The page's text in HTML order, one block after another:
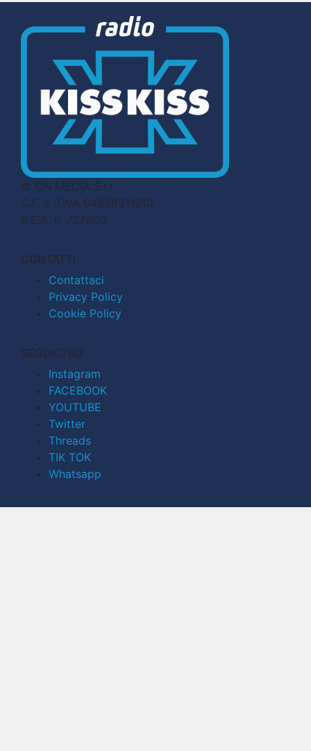
© CN MEDIA S.r.l.
C.F. e P.IVA 04998911210
R.E.A. n. 727803
CONTATTI
Contattaci
Privacy Policy
Cookie Policy
SEGUICI SU
Instagram
FACEBOOK
YOUTUBE
Twitter
Threads
TIK TOK
Whatsapp